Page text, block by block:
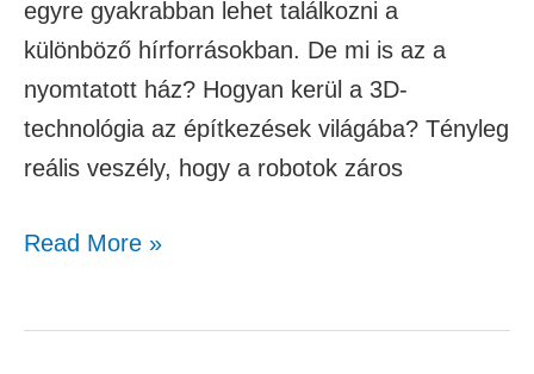
egyre gyakrabban lehet találkozni a
különböző hírforrásokban. De mi is az a
nyomtatott ház? Hogyan kerül a 3D-
technológia az építkezések világába? Tényleg
reális veszély, hogy a robotok záros
Read More »